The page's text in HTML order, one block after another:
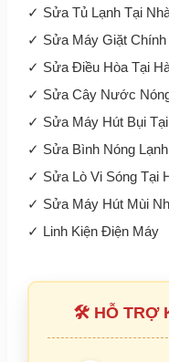
✓ Sửa Tủ Lạnh Tại
✓ Sửa Máy Giặt Chính
✓ Sửa Điều Hòa Tại
✓ Sửa Cây Nước
✓ Sửa Máy Hút Bụi
✓ Sửa Bình Nóng
✓ Sửa Lò Vi Sóng Tại
✓ Sửa Máy Hút Mùi
✓ Linh Kiện Điện Máy
🛠 HỖ TRỢ